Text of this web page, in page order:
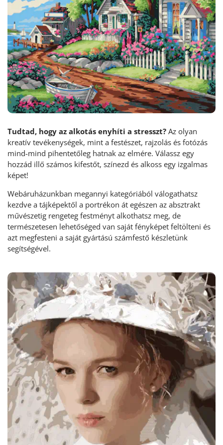
Tudtad, hogy az alkotás enyhíti a stresszt? Az olyan
kreatív tevékenységek, mint a festészet, rajzolás és fotózás
mind-mind pihentetőleg hatnak az elmére. Válassz egy
hozzád illő számos kifestőt, színezd és alkoss egy izgalmas
képet!
Webáruházunkban megannyi kategóriából válogathatsz
kezdve a tájképektől a portrékon át egészen az absztrakt
művészetig rengeteg festményt alkothatsz meg, de
természetesen lehetőséged van saját fényképet feltölteni és
azt megfesteni a saját gyártású számfestő készletünk
segítségével.